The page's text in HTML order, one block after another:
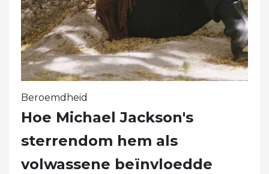
Beroemdheid
Hoe Michael Jackson's
sterrendom hem als
volwassene beïnvloedde